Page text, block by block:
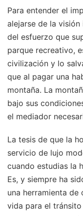
Para entender el
alejarse de la
del esfuerzo que
parque recreativo,
civilización y lo
que al pagar una
montaña. La
bajo sus
el mediador
La tesis de que la
servicio de lujo
cuando estudias la
Es, y siempre ha
una herramienta
vida para el